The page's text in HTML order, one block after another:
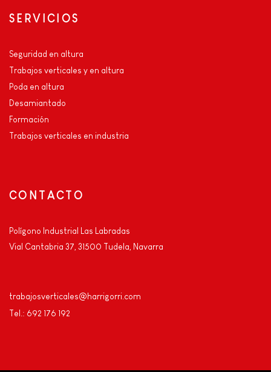
SERVICIOS
Seguridad en altura
Trabajos verticales y en altura
Poda en altura
Desamiantado
Formación
Trabajos verticales en industria
CONTACTO
Polígono Industrial Las Labradas
Vial Cantabria 37, 31500 Tudela, Navarra
trabajosverticales@harrigorri.com
Tel.: 692 176 192